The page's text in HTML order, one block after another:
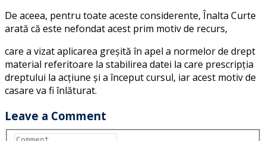
De aceea, pentru toate aceste considerente, Înalta Curte
arată că este nefondat acest prim motiv de recurs,
care a vizat aplicarea greşită în apel a normelor de drept
material referitoare la stabilirea datei la care prescripţia
dreptului la acţiune şi a început cursul, iar acest motiv de
casare va fi înlăturat.
Leave a Comment